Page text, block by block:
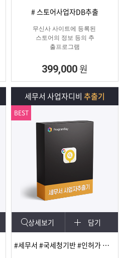
# 스토어사업자DB추출
무신사 사이트에 등록된
스토어의 정보 등의 추
출프로그램
399,000 원
세무서 사업자디비 추출기
상세보기 담기
#세무서 #국세청기반 #인허가 개업·신규 사업자디비
BEST